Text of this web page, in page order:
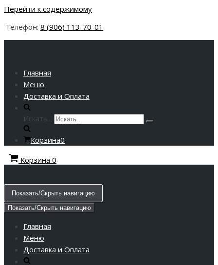
Перейти к содержимому
Телефон: 8 (906) 113-70-01
Главная
Меню
Доставка и Оплата
Искать...
Корзина0
Корзина 0
Показать/Скрыть навигацию
Показать/Скрыть навигацию
Главная
Меню
Доставка и Оплата